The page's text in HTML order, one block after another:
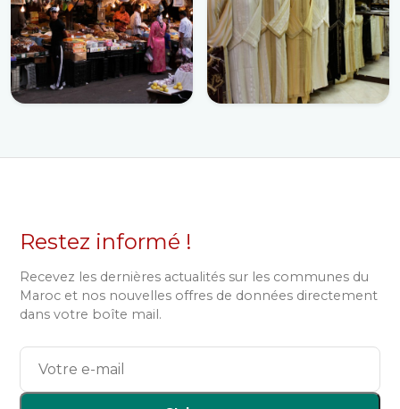
Restez informé !
Recevez les dernières actualités sur les communes du
Maroc et nos nouvelles offres de données directement
dans votre boîte mail.